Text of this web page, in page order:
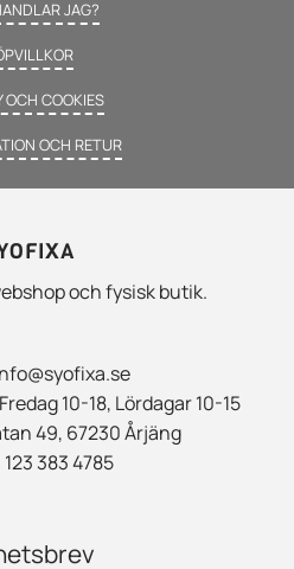
JAG?
OCH COOKIES
OCH RETUR
och fysisk butik.
10-18, Lördagar 10-15
49, 67230 Årjäng
123 383 4785